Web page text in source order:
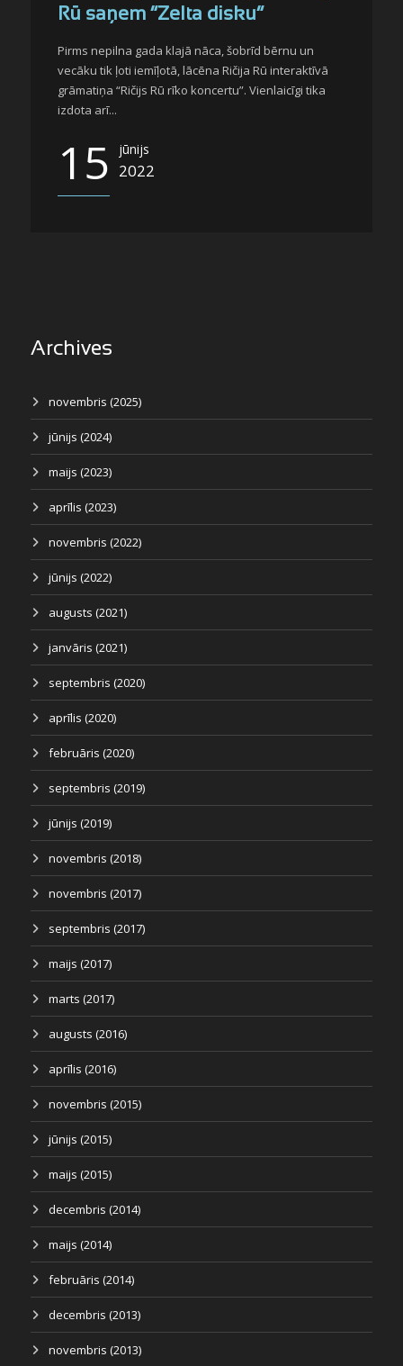
Rū saņem “Zelta disku”
Pirms nepilna gada klajā nāca, šobrīd bērnu un
vecāku tik ļoti iemīļotā, lācēna Ričija Rū interaktīvā
grāmatiņa “Ričijs Rū rīko koncertu”. Vienlaicīgi tika
izdota arī...
15 jūnijs
2022
Archives
novembris (2025)
jūnijs (2024)
maijs (2023)
aprīlis (2023)
novembris (2022)
jūnijs (2022)
augusts (2021)
janvāris (2021)
septembris (2020)
aprīlis (2020)
februāris (2020)
septembris (2019)
jūnijs (2019)
novembris (2018)
novembris (2017)
septembris (2017)
maijs (2017)
marts (2017)
augusts (2016)
aprīlis (2016)
novembris (2015)
jūnijs (2015)
maijs (2015)
decembris (2014)
maijs (2014)
februāris (2014)
decembris (2013)
novembris (2013)